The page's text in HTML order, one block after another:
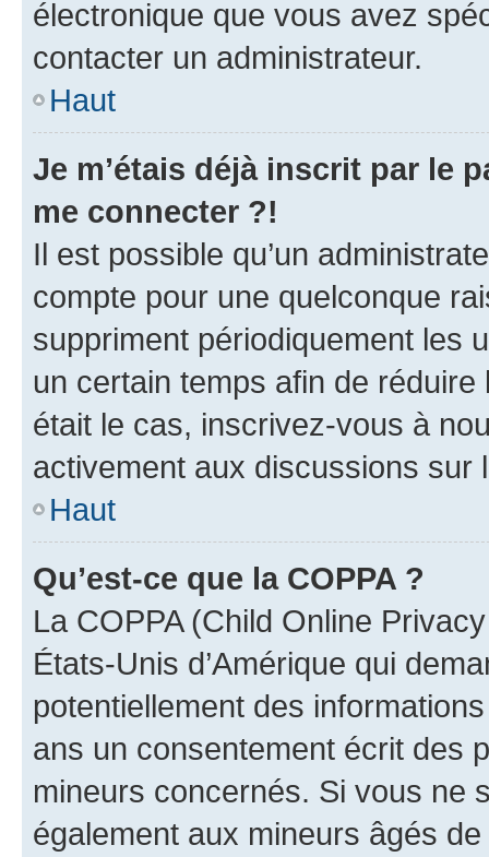
électronique que vous avez
contacter un administrateur.
Haut
Je m’étais déjà inscrit par le
me connecter ?!
Il est possible qu’un
compte pour une quelconque
suppriment périodiquement les
un certain temps afin de
était le cas, inscrivez-vous à
activement aux discussions sur
Haut
Qu’est-ce que la COPPA ?
La COPPA (Child Online
États-Unis d’Amérique qui
potentiellement des
ans un consentement écrit des
mineurs concernés. Si vous ne
également aux mineurs âgés